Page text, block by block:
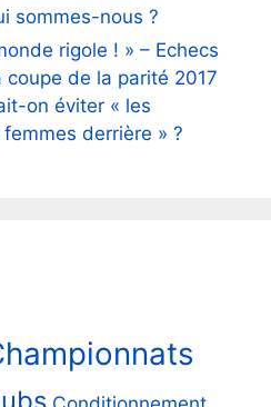
sommes-nous ?
rigole ! » – Echecs
coupe de la parité 2017
on éviter « les
derrière » ?